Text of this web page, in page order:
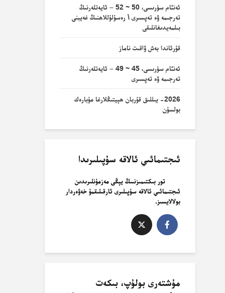
ئەنئام سۈرىسى، 50 ~ 52 – ئايەتلەرنىڭ
تەرجىمە ۋە تەپسىرى \ رەسۇلۇللاھنىڭ غەيبنى
بىلمەيدىغانلىقى
قۇرئاندا بەش ۋاقىت ناماز
ئەنئام سۈرىسى، 45 ~ 49 – ئايەتلەرنىڭ
تەرجىمە ۋە تەپسىرى
2026- يىللىق قۇربان ھېيتىڭلارغا مۇبارەك
بولسۇن
ئىجتىمائىي ئالاقە سۇپىلىرىدا
تور بىكتىمىزنىىڭ يېڭى مەزمۇنلىرىدىن
ئىجتىمائىي ئالاقە سۇپىلىرى ئارقىلىقمۇ خەۋەردار
بولالايسىز.
مۇشتەرى بولۇپ، بىكەت